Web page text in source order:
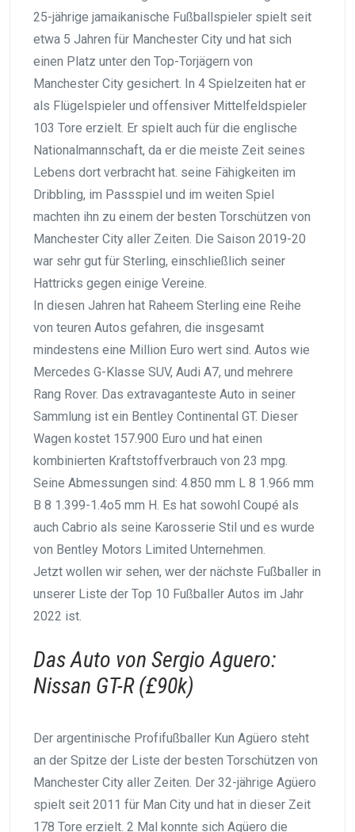
25-jährige jamaikanische Fußballspieler spielt seit
etwa 5 Jahren für Manchester City und hat sich
einen Platz unter den Top-Torjägern von
Manchester City gesichert. In 4 Spielzeiten hat er
als Flügelspieler und offensiver Mittelfeldspieler
103 Tore erzielt. Er spielt auch für die englische
Nationalmannschaft, da er die meiste Zeit seines
Lebens dort verbracht hat. seine Fähigkeiten im
Dribbling, im Passspiel und im weiten Spiel
machten ihn zu einem der besten Torschützen von
Manchester City aller Zeiten. Die Saison 2019-20
war sehr gut für Sterling, einschließlich seiner
Hattricks gegen einige Vereine.
In diesen Jahren hat Raheem Sterling eine Reihe
von teuren Autos gefahren, die insgesamt
mindestens eine Million Euro wert sind. Autos wie
Mercedes G-Klasse SUV, Audi A7, und mehrere
Rang Rover. Das extravaganteste Auto in seiner
Sammlung ist ein Bentley Continental GT. Dieser
Wagen kostet 157.900 Euro und hat einen
kombinierten Kraftstoffverbrauch von 23 mpg.
Seine Abmessungen sind: 4.850 mm L 8 1.966 mm
B 8 1.399-1.4o5 mm H. Es hat sowohl Coupé als
auch Cabrio als seine Karosserie Stil und es wurde
von Bentley Motors Limited Unternehmen.
Jetzt wollen wir sehen, wer der nächste Fußballer in
unserer Liste der Top 10 Fußballer Autos im Jahr
2022 ist.
Das Auto von Sergio Aguero:
Nissan GT-R (£90k)
Der argentinische Profifußballer Kun Agüero steht
an der Spitze der Liste der besten Torschützen von
Manchester City aller Zeiten. Der 32-jährige Agüero
spielt seit 2011 für Man City und hat in dieser Zeit
178 Tore erzielt. 2 Mal konnte sich Agüero die